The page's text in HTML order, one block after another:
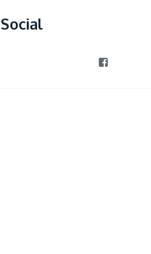
Social
View